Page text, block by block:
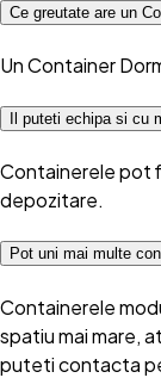
Ce greutate are un
Un Container
Il puteti echipa si cu
Containerele pot
depozitare.
Pot uni mai multe
Containerele
spatiu mai mare,
puteti contacta